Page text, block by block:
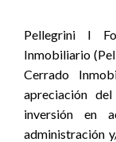
Pellegrini I
Inmobiliario
Cerrado
apreciación
inversión en
administración